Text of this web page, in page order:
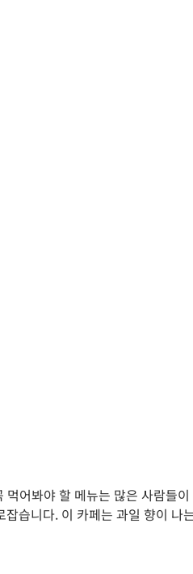
어봐야 할 메뉴는 많은 사람들
습니다. 이 카페는 과일 향이 나